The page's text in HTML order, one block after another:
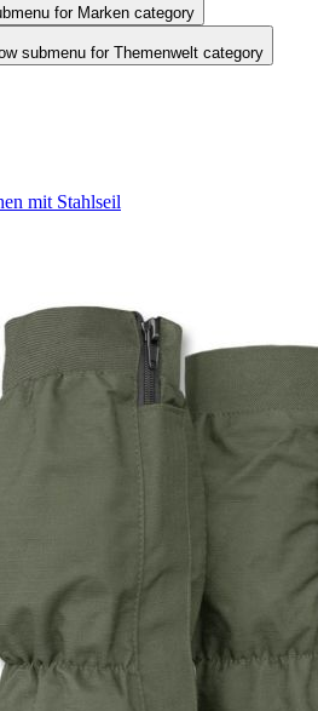
for Marken category
submenu for Themenwelt category
mit Stahlseil